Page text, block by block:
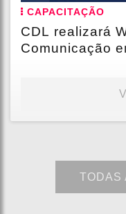
CAPACITAÇÃO
CDL realizará
Comunicação
TODAS